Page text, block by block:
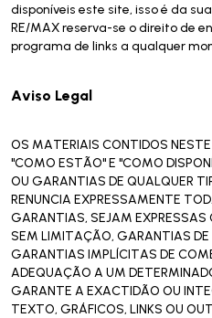
disponíveis este site, isso é da
RE/MAX reserva-se o direito de
programa de links a qualquer
Aviso Legal
OS MATERIAIS CONTIDOS
"COMO ESTÃO" E "COMO
OU GARANTIAS DE QUALQUER
RENUNCIA EXPRESSAMENTE
GARANTIAS, SEJAM EXPRESSAS
SEM LIMITAÇÃO, GARANTIAS
GARANTIAS IMPLÍCITAS DE
ADEQUAÇÃO A UM
GARANTE A EXACTIDÃO OU
TEXTO, GRÁFICOS, LINKS OU